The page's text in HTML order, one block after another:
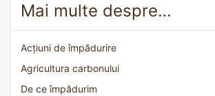
Mai multe despre…
Acțiuni de împădurire
Agricultura carbonului
De ce împădurim